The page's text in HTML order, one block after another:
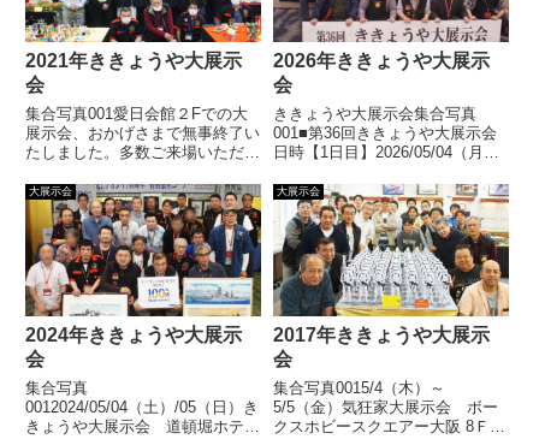
2021年ききょうや大展示
会
集合写真001愛日会館２Fでの大
展示会、おかげさまで無事終了い
たしました。多数ご来場いただき
展示風景展示作品
2026年ききょうや大展示
会
ききょうや大展示会集合写真
001■第36回ききょうや大展示会
日時【1日目】2026/05/04（月）
2026/05/05（火）10：00～16：
00場所道頓堀ホテル〒542-0071
大阪市中央区道頓堀2-3-...
【続きを読む】
大展示会
2024年ききょうや大展示
会
集合写真
0012024/05/04（土）/05（日）き
きょうや大展示会 道頓堀ホテル
大展示会
2017年ききょうや大展示
会
集合写真0015/4（木）～
5/5（金）気狂家大展示会 ボー
クスホビースクエアー大阪 8Ｆホ